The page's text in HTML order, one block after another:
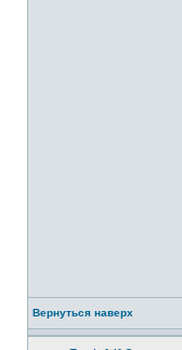
Вернуться наверх